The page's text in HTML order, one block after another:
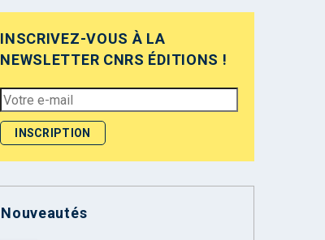
INSCRIVEZ-VOUS À LA
NEWSLETTER CNRS ÉDITIONS !
Nouveautés